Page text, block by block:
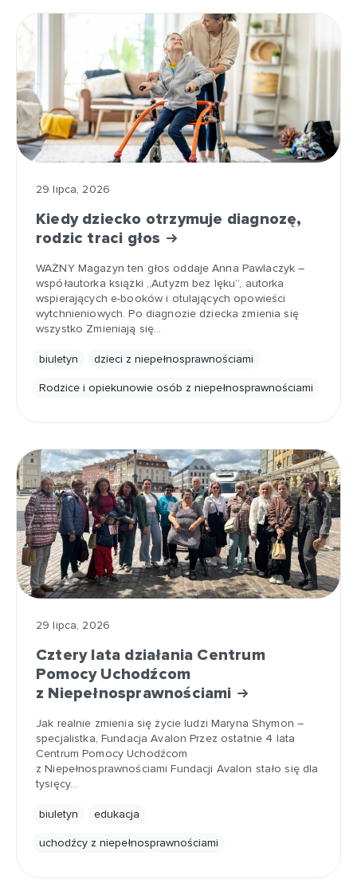
29 lipca, 2026
Kiedy dziecko otrzymuje diagnozę,
rodzic traci głos
WAŻNY Magazyn ten głos oddaje Anna Pawlaczyk –
współautorka książki „Autyzm bez lęku”, autorka
wspierających e-booków i otulających opowieści
wytchnieniowych. Po diagnozie dziecka zmienia się
wszystko Zmieniają się…
biuletyn dzieci z niepełnosprawnościami
Rodzice i opiekunowie osób z niepełnosprawnościami
29 lipca, 2026
Cztery lata działania Centrum
Pomocy Uchodźcom
z Niepełnosprawnościami
Jak realnie zmienia się życie ludzi Maryna Shymon –
specjalistka, Fundacja Avalon Przez ostatnie 4 lata
Centrum Pomocy Uchodźcom
z Niepełnosprawnościami Fundacji Avalon stało się dla
tysięcy…
biuletyn edukacja
uchodźcy z niepełnosprawnościami